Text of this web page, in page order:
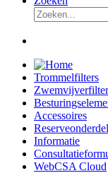
Trommelfilters
Zwemvijverfilter
Accessoires
Informatie
WebCSA Cloud